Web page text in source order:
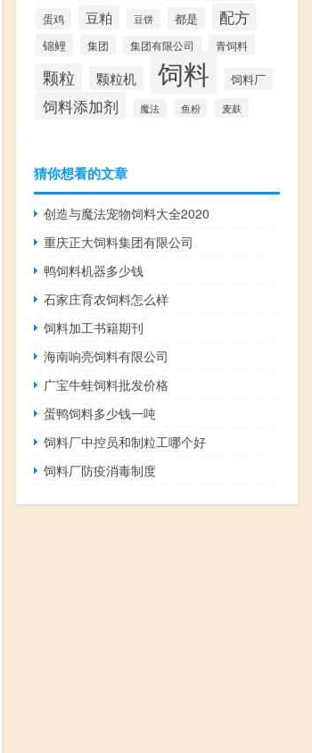
蛋鸡 豆粕 豆饼 都是 配方
锦鲤 集团 集团有限公司 青饲料
颗粒 颗粒机 饲料 饲料厂
饲料添加剂 魔法 鱼粉 麦麸
猜你想看的文章
创造与魔法宠物饲料大全2020
重庆正大饲料集团有限公司
鸭饲料机器多少钱
石家庄育农饲料怎么样
饲料加工书籍期刊
海南响亮饲料有限公司
广宝牛蛙饲料批发价格
蛋鸭饲料多少钱一吨
饲料厂中控员和制粒工哪个好
饲料厂防疫消毒制度